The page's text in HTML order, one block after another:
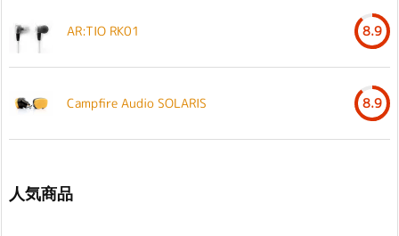
AR:TIO RK01 8.9
Campfire Audio SOLARIS 8.9
人気商品